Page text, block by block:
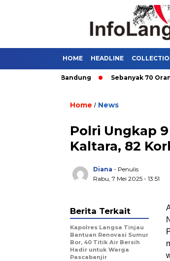
HOME HEADLINE
Umum di Bandung Sebanyak 70 Orang
Home / News
Polri Ungkap
Kaltara, 82
Diana - Penulis
Rabu, 7 Mei 2025 - 13:51
Berita Terkait
Kapolres Langsa Tinjau
Bantuan Renovasi Sumur
Bor, 40 Titik Air Bersih
Hadir untuk Warga
Pascabanjir